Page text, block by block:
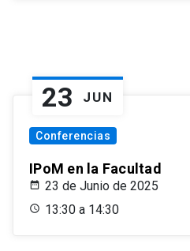
23 JUN
Conferencias
IPoM en la Facultad
23 de Junio de 2025
13:30 a 14:30